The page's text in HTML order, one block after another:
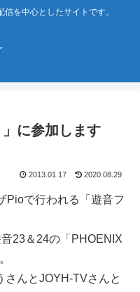
を中心としたサイトです。
」に参加します
2013.01.17 2020.08.29
Pioで行われる「遊音フ
23＆24の「PHOENIX
さんとJOYH-TVさんと